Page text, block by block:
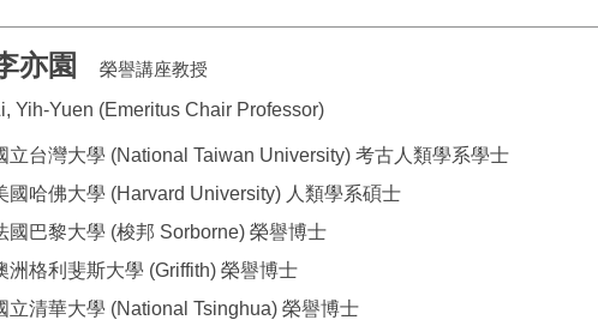
亦園 榮譽講座教授
Yih-Yuen (Emeritus Chair Professor)
立台灣大學 (National Taiwan University) 考古人類學系學士
國哈佛大學 (Harvard University) 人類學系碩士
國巴黎大學 (梭邦 Sorborne) 榮譽博士
洲格利斐斯大學 (Griffith) 榮譽博士
立清華大學 (National Tsinghua) 榮譽博士